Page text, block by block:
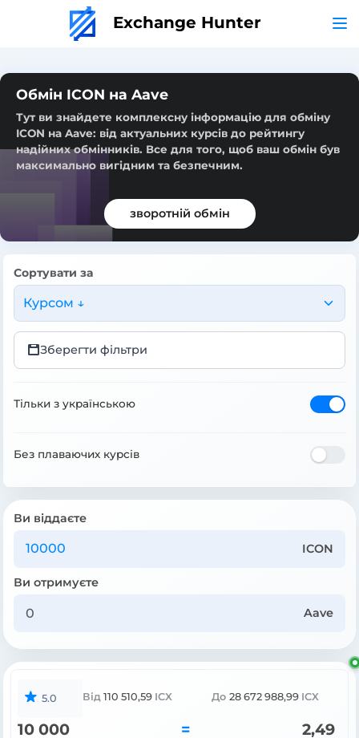
Exchange Hunter
Обмін ICON на Aave
Тут ви знайдете комплексну інформацію для обміну
ICON на Aave: від актуальних курсів до рейтингу
надійних обмінників. Все для того, щоб ваш обмін був
максимально вигідним та безпечним.
зворотній обмін
Сортувати за
Курсом ↓
Зберегти фільтри
Тільки з українською
Без плаваючих курсів
Ви віддаєте
ICON
Ви отримуєте
Aave
5.0 Від 110 510,59 ICX До 28 672 988,99 ICX
10 000 = 2,49